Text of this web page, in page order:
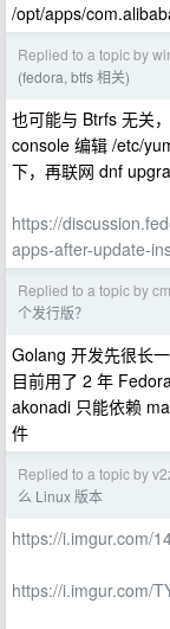
/opt/apps/
Replied to a topic by
(fedora, btfs 相关)
也可能与 Btrfs 无关
console 编辑 /etc/
下，再联网 dnf
https://
apps-after-update-
Replied to a topic by
个发行版？
Golang 开发先很长
目前用了 2 年
akonadi 只能依赖
件
Replied to a topic by
么 Linux 版本
https://i.imgur.com/
https://i.imgur.com/